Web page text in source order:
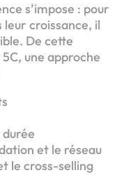
s’impose : pour
croissance, il
De cette
une approche
et le réseau
le cross-selling